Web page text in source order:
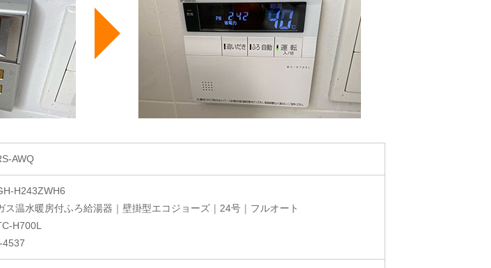
AWQ
H243ZWH6
ス温水暖房付ふろ給湯器｜壁掛型エコジョーズ｜24号｜フルオート
H700L
4537